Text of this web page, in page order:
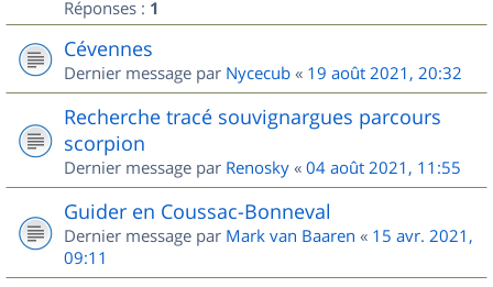
Réponses : 1
Cévennes
Dernier message par Nycecub « 19 août 2021, 20:32
Recherche tracé souvignargues parcours
scorpion
Dernier message par Renosky « 04 août 2021, 11:55
Guider en Coussac-Bonneval
Dernier message par Mark van Baaren « 15 avr. 2021,
09:11